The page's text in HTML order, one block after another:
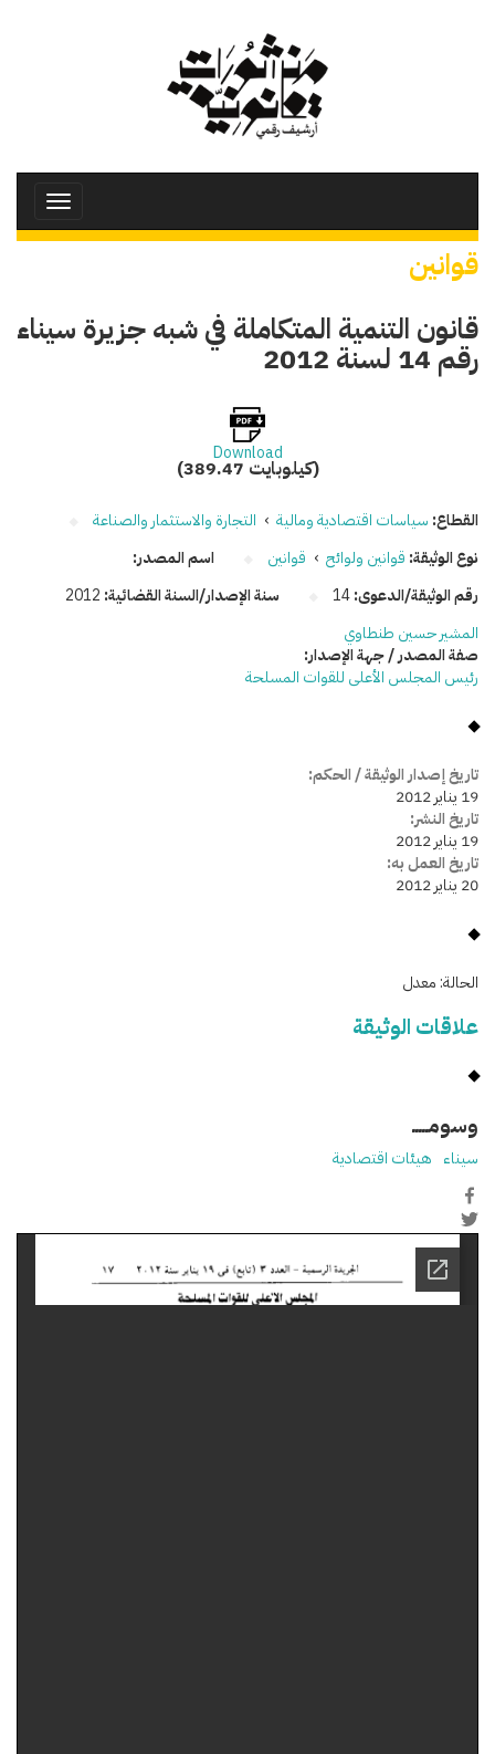
Toggle
قوانين
قانون التنمية المتكاملة في شبه جزيرة سيناء
رقم 14 لسنة 2012
Download
(389.47 كيلوبايت)
القطاع: سياسات اقتصادية ومالية › التجارة والاستثمار والصناعة
نوع الوثيقة: قوانين ولوائح › قوانين
رقم الوثيقة/الدعوى:14 سنة الإصدار/السنة القضائية: 2012
اسم المصدر:
المشير حسين طنطاوي
صفة المصدر / جهة الإصدار:
رئيس المجلس الأعلى للقوات المسلحة
تاريخ إصدار الوثيقة / الحكم:
19 يناير 2012
تاريخ النشر:
19 يناير 2012
تاريخ العمل به:
20 يناير 2012
الحالة: معدل
علاقات الوثيقة
وسومـــــ
سيناء هيئات اقتصادية